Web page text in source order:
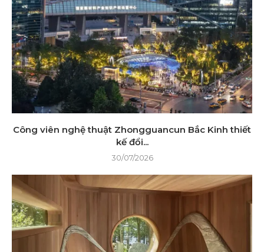
Công viên nghệ thuật Zhongguancun Bắc Kinh thiết
kế đổi...
30/07/2026